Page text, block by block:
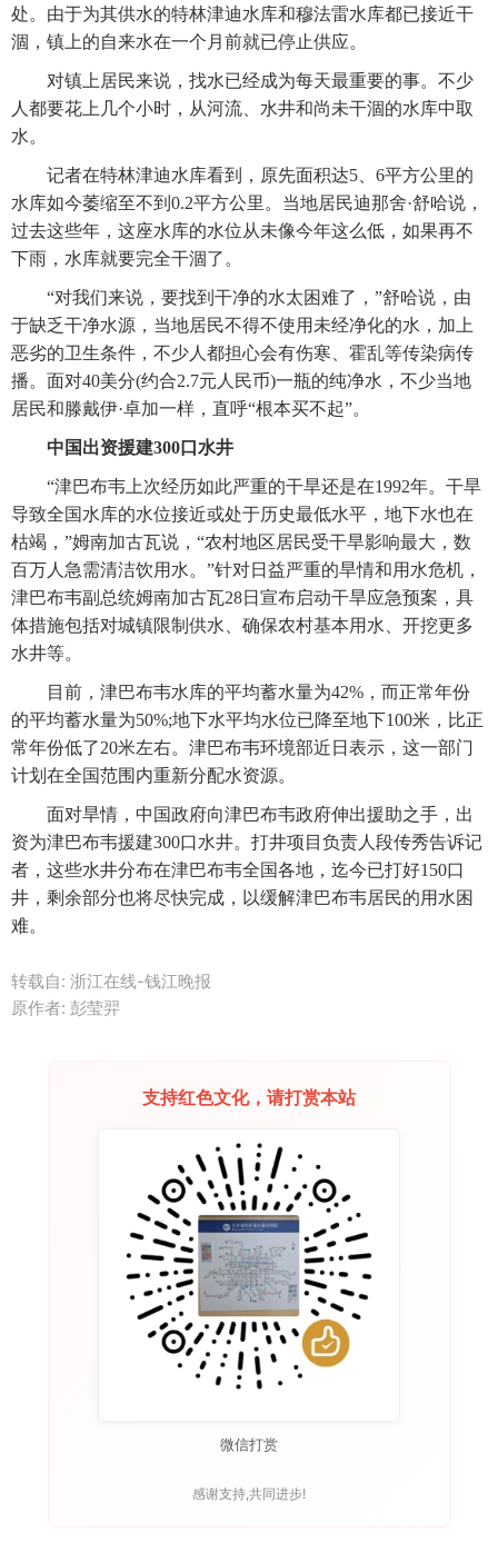
处。由于为其供水的特林津迪水库和穆法雷水库都已接近干
涸，镇上的自来水在一个月前就已停止供应。
对镇上居民来说，找水已经成为每天最重要的事。不少
人都要花上几个小时，从河流、水井和尚未干涸的水库中取
水。
记者在特林津迪水库看到，原先面积达5、6平方公里的
水库如今萎缩至不到0.2平方公里。当地居民迪那舍·舒哈说，
过去这些年，这座水库的水位从未像今年这么低，如果再不
下雨，水库就要完全干涸了。
“对我们来说，要找到干净的水太困难了，”舒哈说，由
于缺乏干净水源，当地居民不得不使用未经净化的水，加上
恶劣的卫生条件，不少人都担心会有伤寒、霍乱等传染病传
播。面对40美分(约合2.7元人民币)一瓶的纯净水，不少当地
居民和滕戴伊·卓加一样，直呼“根本买不起”。
中国出资援建300口水井
“津巴布韦上次经历如此严重的干旱还是在1992年。干旱
导致全国水库的水位接近或处于历史最低水平，地下水也在
枯竭，”姆南加古瓦说，“农村地区居民受干旱影响最大，数
百万人急需清洁饮用水。”针对日益严重的旱情和用水危机，
津巴布韦副总统姆南加古瓦28日宣布启动干旱应急预案，具
体措施包括对城镇限制供水、确保农村基本用水、开挖更多
水井等。
目前，津巴布韦水库的平均蓄水量为42%，而正常年份
的平均蓄水量为50%;地下水平均水位已降至地下100米，比正
常年份低了20米左右。津巴布韦环境部近日表示，这一部门
计划在全国范围内重新分配水资源。
面对旱情，中国政府向津巴布韦政府伸出援助之手，出
资为津巴布韦援建300口水井。打井项目负责人段传秀告诉记
者，这些水井分布在津巴布韦全国各地，迄今已打好150口
井，剩余部分也将尽快完成，以缓解津巴布韦居民的用水困
难。
转载自: 浙江在线-钱江晚报
原作者: 彭莹羿
支持红色文化，请打赏本站
微信打赏
感谢支持,共同进步!